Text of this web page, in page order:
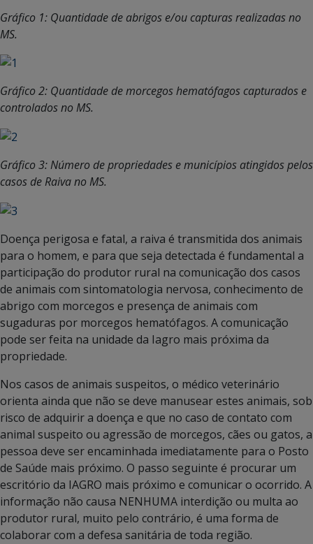
Gráfico 1: Quantidade de abrigos e/ou capturas realizadas no
MS.
Gráfico 2: Quantidade de morcegos hematófagos capturados e
controlados no MS.
Gráfico 3: Número de propriedades e municípios atingidos pelos
casos de Raiva no MS.
Doença perigosa e fatal, a raiva é transmitida dos animais
para o homem, e para que seja detectada é fundamental a
participação do produtor rural na comunicação dos casos
de animais com sintomatologia nervosa, conhecimento de
abrigo com morcegos e presença de animais com
sugaduras por morcegos hematófagos. A comunicação
pode ser feita na unidade da Iagro mais próxima da
propriedade.
Nos casos de animais suspeitos, o médico veterinário
orienta ainda que não se deve manusear estes animais, sob
risco de adquirir a doença e que no caso de contato com
animal suspeito ou agressão de morcegos, cães ou gatos, a
pessoa deve ser encaminhada imediatamente para o Posto
de Saúde mais próximo. O passo seguinte é procurar um
escritório da IAGRO mais próximo e comunicar o ocorrido. A
informação não causa NENHUMA interdição ou multa ao
produtor rural, muito pelo contrário, é uma forma de
colaborar com a defesa sanitária de toda região.